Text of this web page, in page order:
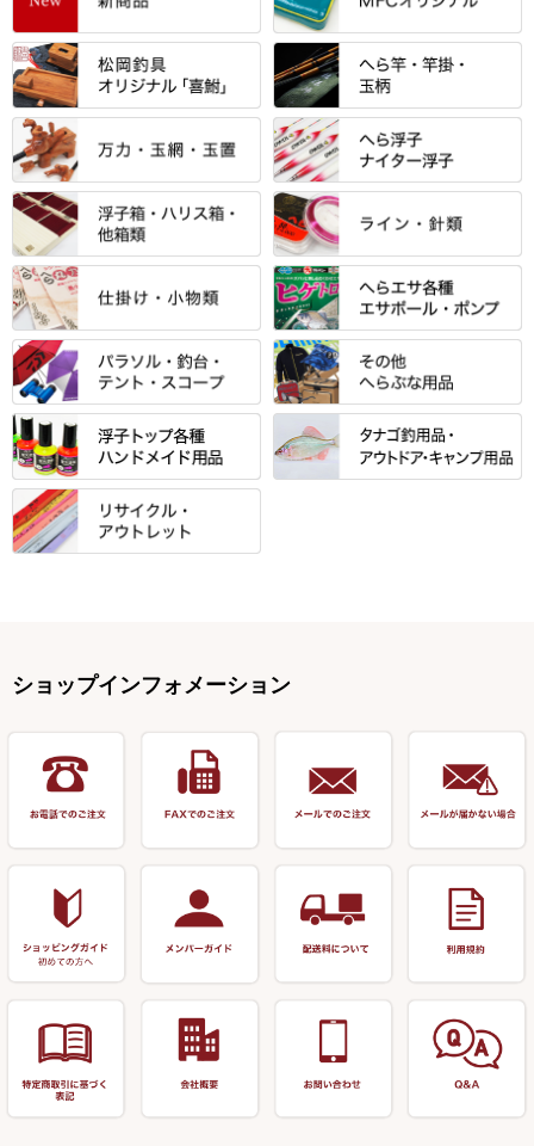
すべて
「雅（みやび）」シリーズ・エ
ントＰＬＵＳシリーズ
エントラント・ＳＰＷシリーズ
スモールクロコダイルシリーズ
エクセーヌ・スエードシリーズ
バッグ・小物ケース・ワッペン
クッション・シート・スカー
ト・エプロン
保護ケース
アクリルシリーズ・アクセサリ
すべて
「至高」シリーズ
万力付お膳
クワセ皿・コブ皿・角皿
浮子筒・浮子箱・ハリス箱・玉
ノ柄スタンド
小物箱・うどん箱・うどん皿
ハサミケース
カウンター
針外し・糸ほどき
すべて
シマノ
ダイワ
がまかつ
サクラ・NISSIN・合成竿・他
光竹作 カーボン竿掛・玉ノ柄
匠絆・かちどき・旋（めぐ
る）・千望・千尋・悠月・その
他
すべて
当店オリジナル「勝俊」作
光竹 製品
松村作（万力）
松村作（先受・その他）
万久作
岐山 製品
逍遥（しょうよう）
玉網（高級品）
替網・仕付糸
玉置（高級品）
万力付お膳・うどん皿
先受・メスネジ・その他
すべて
忠相・一志
昴 ・TOMO
りきや ・ 大祐
心也・士天・狂鬼
伊吹 ・ SATTO
KEN∑HI【ケンシ】
すべて
金鯱 シリーズ
浮子箱
浮子立て・浮子筒
ハリスケース
仕掛箱・小物箱
ハリスメジャー系
すべて
東レ・ラーヂ
サンライン ・ ダン
鬼掛・MARUTO
すべて
ウキ止めストッパー・糸・チュ
ーブ
ウキゴム 遊動式
松葉仕掛用
底取りアイテム
ハサミ
すべて
マルキュー 麩系
マルキュー その他
ポンプ絞り器・ポンプ類
すべて
パラソル
テント
リーズ
釣台 釣宝・その他
すべて
バック＆ロッドケース
偏光サングラス
小物ケース・保護ケース
防寒コーナー
すべて
浮子用素材
塗料用 筆
装飾品
リサイクル 竹竿（～19,999円）
リサイクル 竹竿（深山）
リサイクル 浮子
リサイクル 玉網・玉置・フラ
リサイクル 浮子箱・浮子筒・
アウトレット商品
ショップインフォメーション